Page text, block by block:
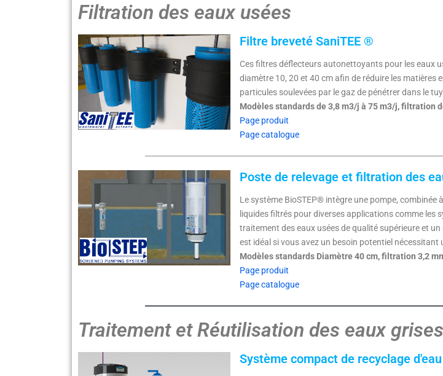
Filtration des eaux usées
Filtre breveté SaniTEE ®
Ces filtres déflecteurs autonettoyants pour les eaux
diamètre 10, 20 et 40 cm afin de réduire les
particules soulevées par le gaz de pénétrer dans le
Modèles standards de 3,8 m3/j à 75 m3/j, filtration
Page produit
Page catalogue
Poste de relevage et filtration des
Le système BioSTEP® intègre une pompe,
liquides filtrés pour diverses applications comme les
traitement des eaux usées de qualité supérieure et
est idéal si vous avez un besoin potentiel
Modèles standards Diamètre 40 cm, filtration 3,2
Page produit
Page catalogue
Traitement et Réutilisation des eaux grises​
Système compact de recyclage